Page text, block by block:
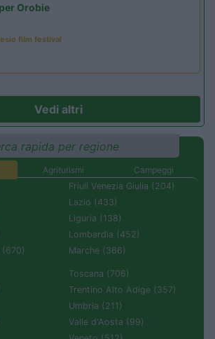
Orobie
film festival
Vedi altri
rapida per regione
Agriturismi
Campeggi
(670)
Friuli Venezia Giulia (204)
Lazio (433)
Liguria (138)
Lombardia (452)
Marche (366)
Toscana (706)
Trentino Alto Adige (357)
Umbria (211)
Valle d'Aosta (99)